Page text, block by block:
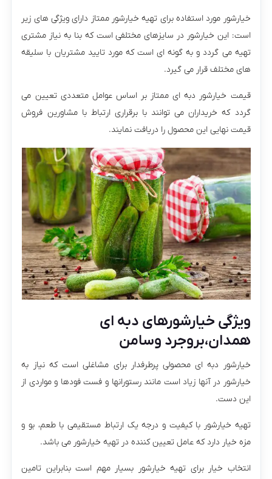
خیارشور مورد استفاده برای تهیه خیارشور ممتاز دارای ویژگی های زیر
است: این خیارشور در سایزهای مختلفی است که بنا به نیاز مشتری
تهیه می گردد و به گونه ای است که مورد تایید مشتریان با سلیقه
های مختلف قرار می گیرد.
قیمت خیارشور دبه ای ممتاز بر اساس عوامل متعددی تعیین می
گردد که خریداران می توانند با برقراری ارتباط با مشاورین فروش
قیمت نهایی این محصول را دریافت نمایند.
ویژگی خیارشورهای دبه ای
همدان،بروجرد وسامن
خیارشور دبه ای محصولی پرطرفدار برای مشاغلی است که نیاز به
خیارشور در آنها زیاد است مانند رستورانها و فست فودها و مواردی از
این دست.
تهیه خیارشور با کیفیت و درجه یک ارتباط مستقیمی با طعم، بو و
مزه خیار دارد که عامل تعیین کننده در تهیه خیارشور می باشد.
انتخاب خیار برای تهیه خیارشور بسیار مهم است بنابراین تامین